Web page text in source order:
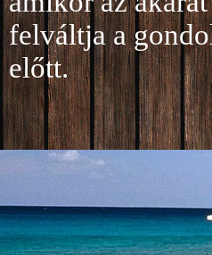
felváltja a
előtt.
Jelentkezés a